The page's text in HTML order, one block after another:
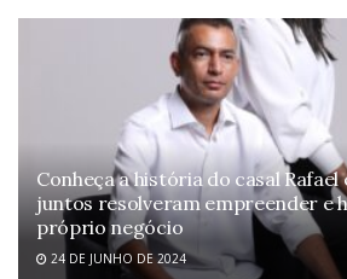
Conheça a história do casal Rafael
juntos resolveram empreender e
próprio negócio
24 DE JUNHO DE 2024